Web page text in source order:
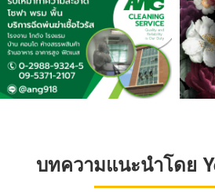
บทความแนะนำโดย